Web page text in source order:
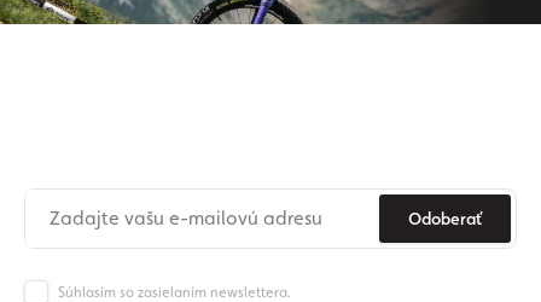
Odoberať
Súhlasím so zasielaním newslettera.